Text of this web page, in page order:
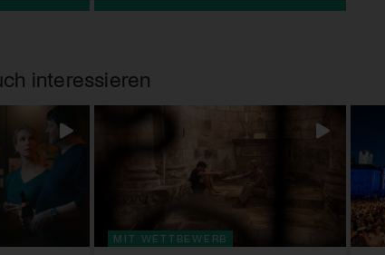
interessieren
MIT WETTBEWERB